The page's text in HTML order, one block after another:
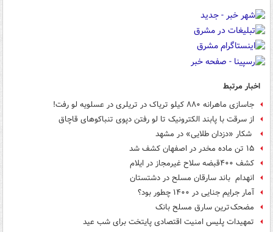
اخبار مرتبط
جاسازی ماهرانه ۸۸۰ کیلو تریاک در تریلری در عسلویه لو رفت!
از سرقت با پابند الکترونیک تا لو رفتن دپوی تنباکوهای قاچاق
شکار «دزدان طلایی» در مشهد
۱۵ تن ماده مخدر در اصفهان کشف شد
کشف ۴۰۰قبضه سلاح غیرمجاز در ایلام
انهدام باند سارقان مسلح در دشتستان
آمار جرایم جنایی در ۱۴۰۰ چطور بود؟
مضحک ترین سارق مسلح بانک
تمهیدات پلیس امنیت اقتصادی پایتخت برای شب عید